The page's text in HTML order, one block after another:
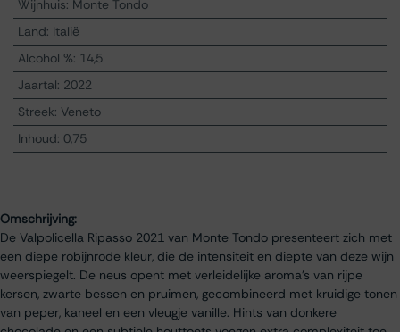
Wijnhuis: Monte Tondo
Land: Italië
Alcohol %: 14,5
Jaartal: 2022
Streek: Veneto
Inhoud: 0,75
Omschrijving:
De Valpolicella Ripasso 2021 van Monte Tondo presenteert zich met
een diepe robijnrode kleur, die de intensiteit en diepte van deze wijn
weerspiegelt. De neus opent met verleidelijke aroma’s van rijpe
kersen, zwarte bessen en pruimen, gecombineerd met kruidige tonen
van peper, kaneel en een vleugje vanille. Hints van donkere